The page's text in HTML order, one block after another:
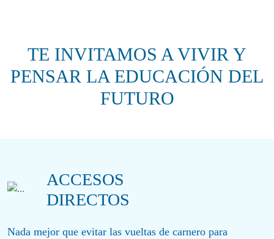
TE INVITAMOS A VIVIR Y
PENSAR LA EDUCACIÓN DEL
FUTURO
ACCESOS
DIRECTOS
Nada mejor que evitar las vueltas de carnero para